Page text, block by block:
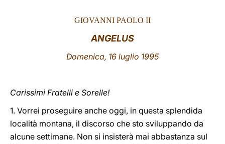
GIOVANNI PAOLO II
ANGELUS
Domenica, 16 luglio 1995
Carissimi Fratelli e Sorelle!
1. Vorrei proseguire anche oggi, in questa splendida
località montana, il discorso che sto sviluppando da
alcune settimane. Non si insisterà mai abbastanza sul